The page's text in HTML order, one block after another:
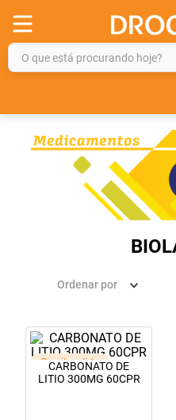
O que está procurando hoje?
Ordenar por
Receita retida
CARBONATO DE
LITIO 300MG 60CPR
gelmax
mounjaro
rosuvastatina 20mg
dipirona
tadalafila
amoxicilina clavulanato